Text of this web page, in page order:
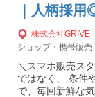
｜人柄採
株式会社
ショップ・携帯販売
＼スマホ販売ス
ではなく、 条件
で、毎回新鮮な